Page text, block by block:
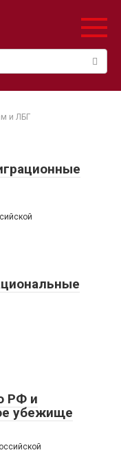
и ЛБГ
РФ и
убежище